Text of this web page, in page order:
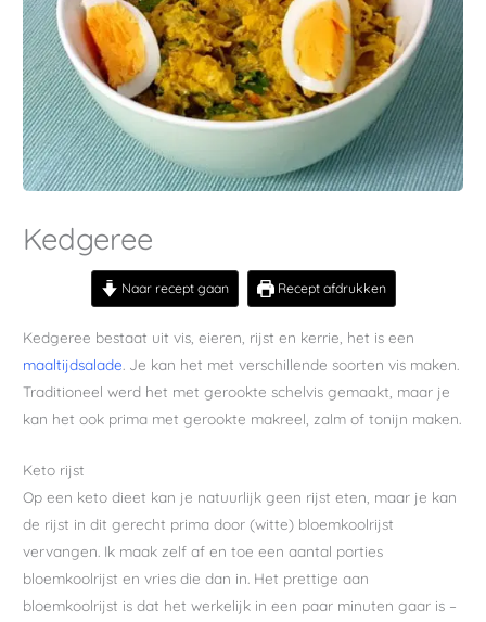
Kedgeree
Naar recept gaan Recept afdrukken
Kedgeree bestaat uit vis, eieren, rijst en kerrie, het is een
maaltijdsalade. Je kan het met verschillende soorten vis maken.
Traditioneel werd het met gerookte schelvis gemaakt, maar je
kan het ook prima met gerookte makreel, zalm of tonijn maken.
Keto rijst
Op een keto dieet kan je natuurlijk geen rijst eten, maar je kan
de rijst in dit gerecht prima door (witte) bloemkoolrijst
vervangen. Ik maak zelf af en toe een aantal porties
bloemkoolrijst en vries die dan in. Het prettige aan
bloemkoolrijst is dat het werkelijk in een paar minuten gaar is –